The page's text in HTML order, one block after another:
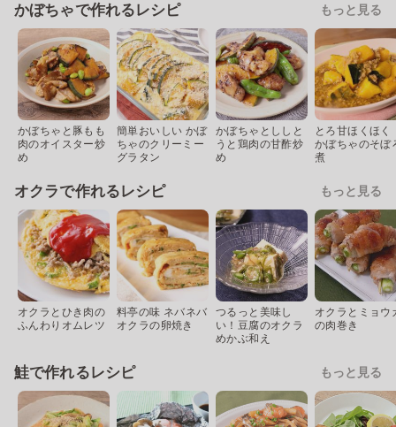
かぼちゃで作れるレシピ もっと見る
かぼちゃと豚もも
肉のオイスター炒
め
簡単おいしい かぼ
ちゃのクリーミー
グラタン
かぼちゃとししと
うと鶏肉の甘酢炒
め
とろ甘ほくほく
かぼちゃのそぼ
煮
オクラで作れるレシピ もっと見る
オクラとひき肉の
ふんわりオムレツ
料亭の味 ネバネバ
オクラの卵焼き
つるっと美味し
い！豆腐のオクラ
めかぶ和え
オクラとミョウ
の肉巻き
鮭で作れるレシピ もっと見る